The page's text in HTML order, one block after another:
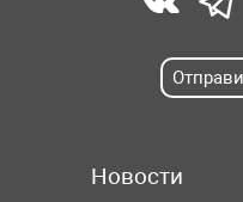
Новости